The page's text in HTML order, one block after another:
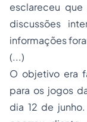
esclareceu
discussões
informações
(...)
O objetivo era
para os jogos
dia 12 de